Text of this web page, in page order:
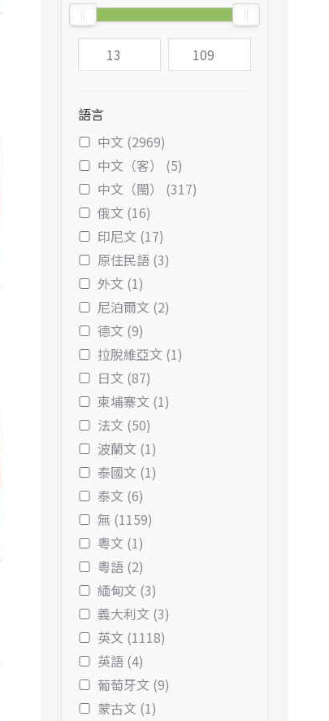
語言
中文 (2969)
中文（客） (5)
中文（閩） (317)
俄文 (16)
印尼文 (17)
原住民語 (3)
外文 (1)
尼泊爾文 (2)
德文 (9)
拉脫維亞文 (1)
日文 (87)
柬埔寨文 (1)
法文 (50)
波蘭文 (1)
泰國文 (1)
泰文 (6)
無 (1159)
粵文 (1)
粵語 (2)
緬甸文 (3)
義大利文 (3)
英文 (1118)
英語 (4)
葡萄牙文 (9)
蒙古文 (1)